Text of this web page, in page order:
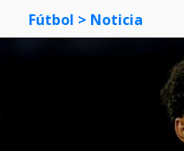
Fútbol > Noticia